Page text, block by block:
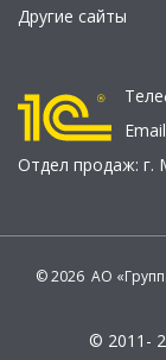
Другие сайты
Отдел продаж: г.
© 2026 АО
© 2011-